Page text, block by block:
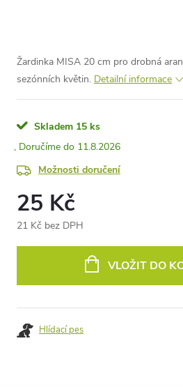
Žardinka MISA 20 cm pro drobná
sezónních květin. Detailní informace
Skladem 15 ks
11.8.2026
Možnosti doručení
25 Kč
21 Kč bez DPH
VLOŽIT DO
Hlídací pes